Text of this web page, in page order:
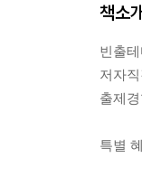
책소개
빈출
저자
출제
특별